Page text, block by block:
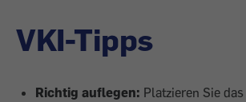
VKI-Tipps
Richtig auflegen: Platzieren Sie